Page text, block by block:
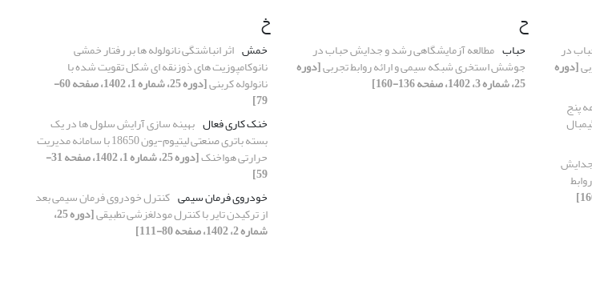
در
[دوره
پنج
جدایش
ح
حباب مطالعه آزمایشگاهی رشد و جدایش حباب در
جوشش استخری شبکه سیمی و ارائه روابط تجربی[دوره
25، شماره 3، 1402، صفحه 136-160]
خ
خمش اثر انباشتگی نانولوله ها بر رفتار خمشی
نانوکامپوزیت های ذوزنقه ای شکل تقویت شده با
نانولوله کربنی [دوره 25، شماره 1، 1402، صفحه 60-
79]
خنک‌ کاری فعال بهینه سازی آرایش سلول ها در یک
بسته باتری صنعتی لیتیوم-یون 18650 با سامانه مدیریت
حرارتی هواخنک [دوره 25، شماره 1، 1402، صفحه 31-
59]
خودروی فرمان سیمی کنترل خودروی فرمان سیمی بعد
از ترکیدن تایر با کنترل مودلغزشی تطبیقی [دوره 25،
شماره 2، 1402، صفحه 80-111]